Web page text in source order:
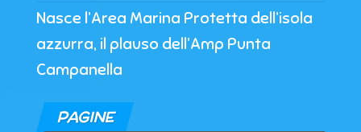
Nasce l’Area Marina Protetta dell’isola
azzurra, il plauso dell’Amp Punta
Campanella
PAGINE